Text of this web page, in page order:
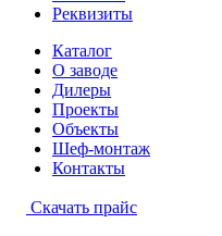
Реквизиты
Каталог
О заводе
Дилеры
Проекты
Объекты
Шеф-монтаж
Контакты
Скачать прайс